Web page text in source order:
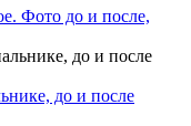
Фото до и после,
до и после